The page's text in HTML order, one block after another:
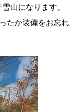
山になります。
たか装備をお忘れ